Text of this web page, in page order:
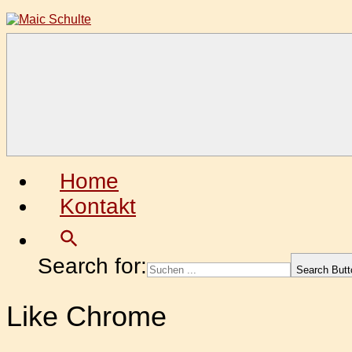
Zum
Inhalt
Home
Kontakt
Search for: Search
Like Chrome